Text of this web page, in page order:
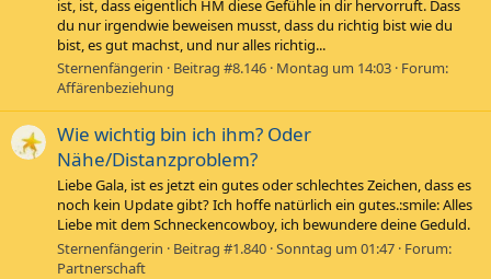
ist, ist, dass eigentlich HM diese Gefühle in dir hervorruft. Dass
du nur irgendwie beweisen musst, dass du richtig bist wie du
bist, es gut machst, und nur alles richtig...
Sternenfängerin
Beitrag #8.146 Montag um 14:03 Forum:
Affärenbeziehung
Wie wichtig bin ich ihm? Oder
Nähe/Distanzproblem?
Liebe Gala, ist es jetzt ein gutes oder schlechtes Zeichen, dass es
noch kein Update gibt? Ich hoffe natürlich ein gutes.:smile: Alles
Liebe mit dem Schneckencowboy, ich bewundere deine Geduld.
Sternenfängerin
Beitrag #1.840 Sonntag um 01:47 Forum:
Partnerschaft